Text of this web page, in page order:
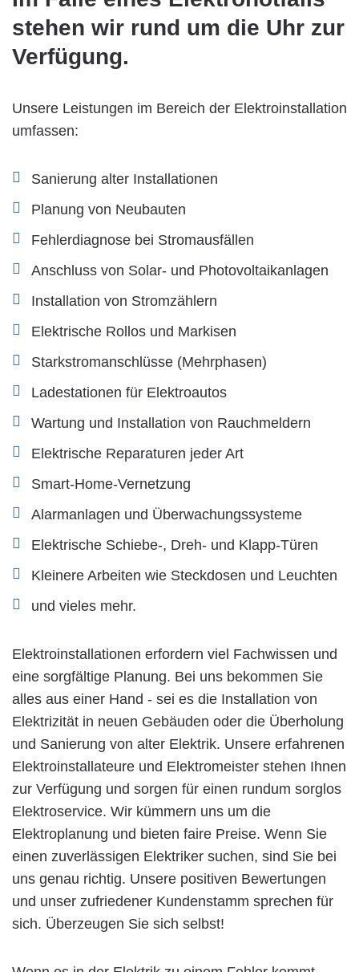
stehen wir rund um die Uhr zur
Verfügung.
Unsere Leistungen im Bereich der Elektroinstallation
umfassen:
Sanierung alter Installationen
Planung von Neubauten
Fehlerdiagnose bei Stromausfällen
Anschluss von Solar- und Photovoltaikanlagen
Installation von Stromzählern
Elektrische Rollos und Markisen
Starkstromanschlüsse (Mehrphasen)
Ladestationen für Elektroautos
Wartung und Installation von Rauchmeldern
Elektrische Reparaturen jeder Art
Smart-Home-Vernetzung
Alarmanlagen und Überwachungssysteme
Elektrische Schiebe-, Dreh- und Klapp-Türen
Kleinere Arbeiten wie Steckdosen und Leuchten
und vieles mehr.
Elektroinstallationen erfordern viel Fachwissen und
eine sorgfältige Planung. Bei uns bekommen Sie
alles aus einer Hand - sei es die Installation von
Elektrizität in neuen Gebäuden oder die Überholung
und Sanierung von alter Elektrik. Unsere erfahrenen
Elektroinstallateure und Elektromeister stehen Ihnen
zur Verfügung und sorgen für einen rundum sorglos
Elektroservice. Wir kümmern uns um die
Elektroplanung und bieten faire Preise. Wenn Sie
einen zuverlässigen Elektriker suchen, sind Sie bei
uns genau richtig. Unsere positiven Bewertungen
und unser zufriedener Kundenstamm sprechen für
sich. Überzeugen Sie sich selbst!